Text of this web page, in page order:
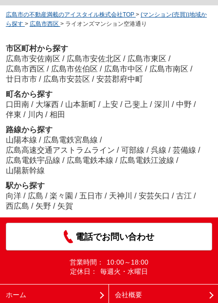
広島市の不動産満載のアイスタイル株式会社TOP > (マンション(売買))地域か
ら探す > 広島市西区 > ライオンズマンション空港通り
市区町村から探す
広島市安佐南区 / 広島市安佐北区 / 広島市東区 /
広島市西区 / 広島市佐伯区 / 広島市中区 / 広島市南区 /
廿日市市 / 広島市安芸区 / 安芸郡府中町
町名から探す
口田南 / 大塚西 / 山本新町 / 上安 / 己斐上 / 深川 / 中野 /
伴東 / 川内 / 相田
路線から探す
山陽本線 / 広島電鉄宮島線 /
広島高速交通アストラムライン / 可部線 / 呉線 / 芸備線 /
広島電鉄宇品線 / 広島電鉄本線 / 広島電鉄江波線 /
山陽新幹線
駅から探す
向洋 / 広島 / 楽々園 / 五日市 / 天神川 / 安芸矢口 / 古江 /
西広島 / 矢野 / 矢賀
電話でお問い合わせ
営業時間：
10:00～18:00
定休日：
毎週火・水曜日
ホーム 会社概要